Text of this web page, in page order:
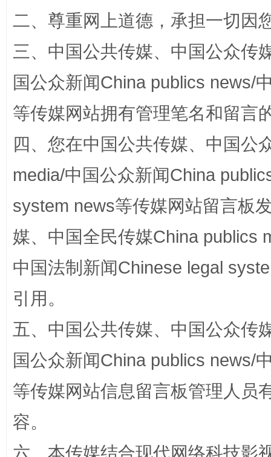
漫山遍野的桃花与雪山、麦地、白藏房 除
招工难、用工荒背后
二、尊重网上道德，承担一切因
三、中国公共传媒、中国公众传
国公众新闻China publics news/
等传媒网站拥有管理笔名和留言
四、您在中国公共传媒、中国公
media/中国公众新闻China
system news等传媒网站留言板
媒、中国全民传媒China publics
中国法制新闻Chinese legal
引用。
五、中国公共传媒、中国公众传
国公众新闻China publics news/
等传媒网站信息留言板管理人员
容。
六、本传媒结合现代网络科技影